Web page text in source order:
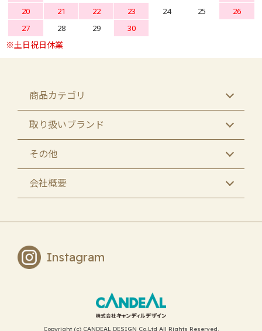
20
21 22 23 24 25
26
27
28 29 30
商品カテゴリ
取り扱いブランド
その他
会社概要
Instagram
Copyright (c) CANDEAL DESIGN Co,Ltd All Rights Reserved.